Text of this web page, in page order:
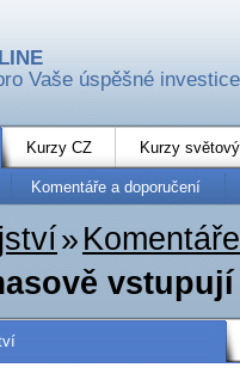
Vaše úspěšné investice
Kurzy CZ Kurzy
Komentáře a doporučení
»